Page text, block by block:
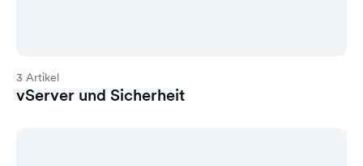
3 Artikel
vServer und Sicherheit